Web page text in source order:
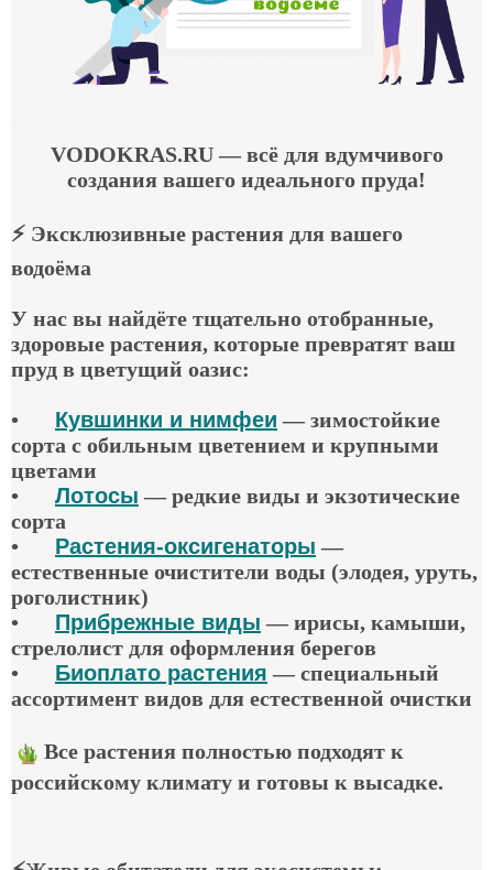
VODOKRAS.RU— всё для вдумчивого
создания вашего идеального пруда!
⚡ Эксклюзивные растения для вашего
водоёма
У нас вы найдёте тщательно отобранные,
здоровые растения, которые превратят ваш
пруд в цветущий оазис:
• Кувшинки и нимфеи — зимостойкие
сорта с обильным цветением и крупными
цветами
•
Лотосы — редкие виды и экзотические
сорта
•
Растения-оксигенаторы —
естественные очистители воды (элодея, уруть,
роголистник)
•
Прибрежные виды — ирисы, камыши,
стрелолист для оформления берегов
•
Биоплато растения — специальный
ассортимент видов для естественной очистки
Все растения полностью подходят к
российскому климату и готовы к высадке.